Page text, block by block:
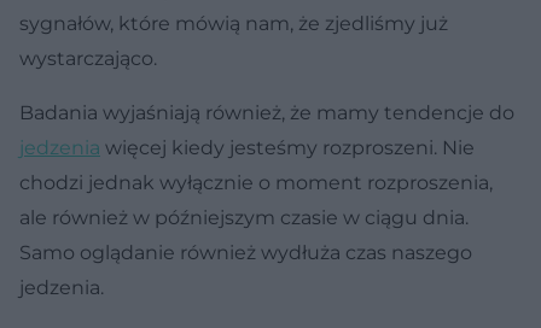
sygnałów, które mówią nam, że zjedliśmy już
wystarczająco.
Badania wyjaśniają również, że mamy tendencje do
jedzenia więcej kiedy jesteśmy rozproszeni. Nie
chodzi jednak wyłącznie o moment rozproszenia,
ale również w późniejszym czasie w ciągu dnia.
Samo oglądanie również wydłuża czas naszego
jedzenia.